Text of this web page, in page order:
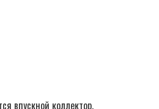
впускной коллектор.